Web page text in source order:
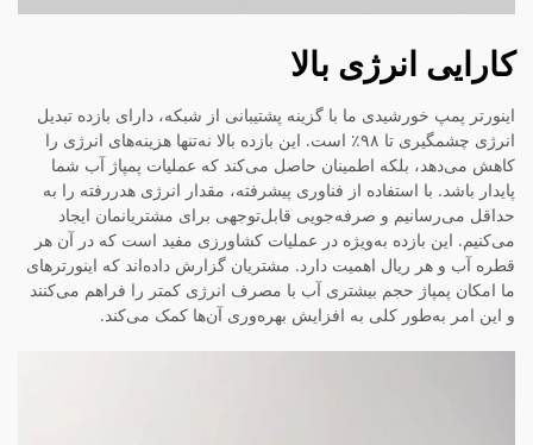
کارایی انرژی بالا
اینورتر پمپ خورشیدی ما با گزینه پشتیبانی از شبکه، دارای بازده تبدیل
انرژی چشمگیری تا ۹۸٪ است. این بازده بالا نه‌تنها هزینه‌های انرژی را
کاهش می‌دهد، بلکه اطمینان حاصل می‌کند که عملیات پمپاژ آب شما
پایدار باشد. با استفاده از فناوری پیشرفته، مقدار انرژی هدررفته را به
حداقل می‌رسانیم و صرفه‌جویی قابل‌توجهی برای مشتریانمان ایجاد
می‌کنیم. این بازده به‌ویژه در عملیات کشاورزی مفید است که در آن هر
قطره آب و هر ریال اهمیت دارد. مشتریان گزارش داده‌اند که اینورترهای
ما امکان پمپاژ حجم بیشتری آب با مصرف انرژی کمتر را فراهم می‌کنند
و این امر به‌طور کلی به افزایش بهره‌وری آن‌ها کمک می‌کند.